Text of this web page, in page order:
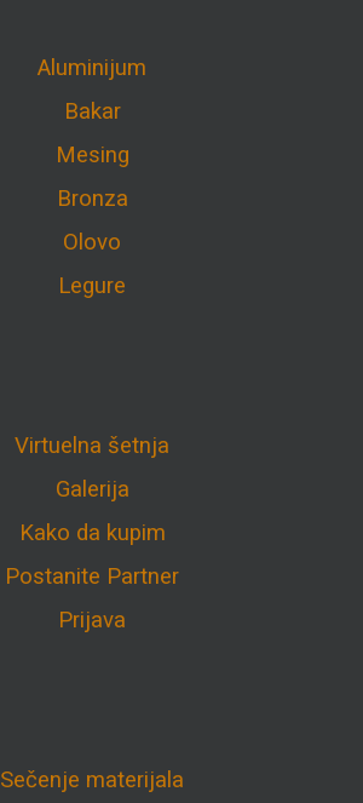
Aluminijum
Bakar
Mesing
Bronza
Olovo
Legure
Virtuelna šetnja
Galerija
Kako da kupim
Postanite Partner
Prijava
Sečenje materijala